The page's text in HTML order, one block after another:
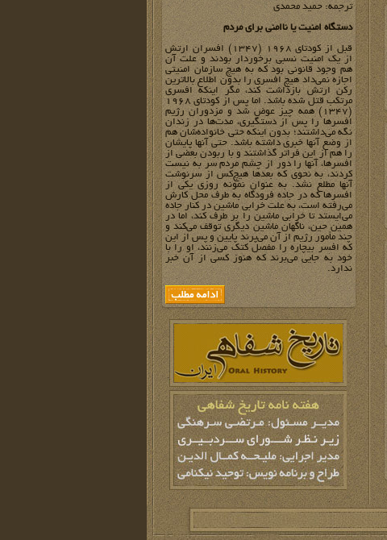
ترجمه: حمید محمدی
دستگاه امنیت یا ناامنی برای مردم
قبل از کودتای 1968 (1347) افسران ارتش
از یک امنیت نسبی برخوردار بودند و علت آن
هم وجود قانونی بود که به هیچ سازمان امنیتی
اجازه نمی‌داد هیچ افسری را بدون اطلاع بالاترین
رکن ارتش بازداشت کند، مگر اینکه افسری
مرتکب قتل شده باشد. اما پس از کودتای 1968
(1347) همه چیز عوض شد و مزدوران رژیم
افسرها را پس از دستگیری، مدت‌ها در زندان
نگه می‌داشتند؛ بدون اینکه حتی خانواده‌شان هم
از وضع آنها خبری داشته باشد. حتی آنها پایشان
را هم از این فراتر گذاشتند و با ربودن بعضی از
افسرها، آنها را دور از چشم مردم سر به نیست
کردند، به نحوی که بعدها هیچ‌کس از سرنوشت
آنها مطلع نشد. به عنوان نمونه روزی یکی از
افسرها که در جاده فرودگاه به طرف محل کارش
می‌رفته است، به علت خرابی ماشین در کنار جاده
می‌ایستد تا خرابی ماشین را بر طرف کند، اما در
همین حین، ناگهان ماشین دیگری توقف می‌کند و
چند مأمور رژیم از آن می‌پرند پایین و پس از این
که افسر بیچاره را مفصل کتک می‌زنند، او را با
خود به جایی می‌برند که هنوز کسی از آن خبر
ندارد.